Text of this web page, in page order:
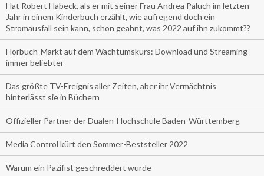
Hat Robert Habeck, als er mit seiner Frau Andrea Paluch im letzten
Jahr in einem Kinderbuch erzählt, wie aufregend doch ein
Stromausfall sein kann, schon geahnt, was 2022 auf ihn zukommt??
Hörbuch-Markt auf dem Wachtumskurs: Download und Streaming
immer beliebter
Das größte TV-Ereignis aller Zeiten, aber ihr Vermächtnis
hinterlässt sie in Büchern
Offizieller Partner der Dualen-Hochschule Baden-Württemberg
Media Control kürt den Sommer-Beststeller 2022
Warum ein Pazifist geschreddert wurde